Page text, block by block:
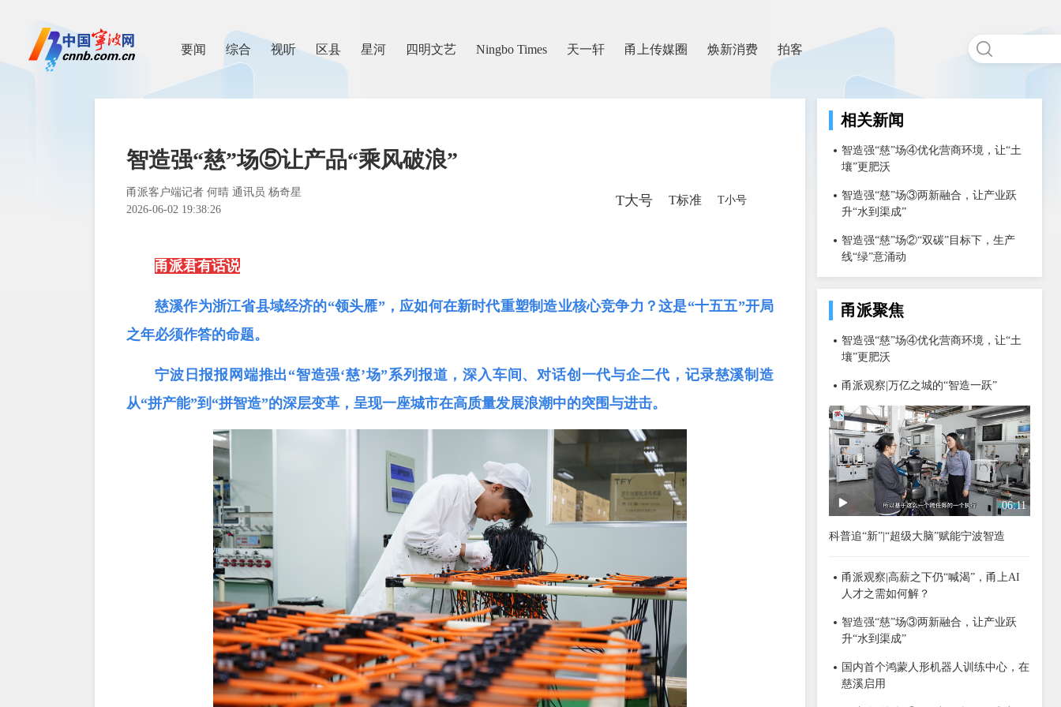
要闻 综合 视听 区县 星河 四明文艺 Ningbo Times 天一轩 甬上传媒圈 焕新消费 拍客
智造强“慈”场⑤让产品“乘风破浪”
甬派客户端记者 何晴 通讯员 杨奇星
2026-06-02 19:38:26
T大号 T标准 T小号
甬派君有话说
慈溪作为浙江省县域经济的“领头雁”，应如何在新时代重塑制造业核心竞争力？这是“十五五”开局
之年必须作答的命题。
宁波日报报网端推出“智造强‘慈’场”系列报道，深入车间、对话创一代与企二代，记录慈溪制造
从“拼产能”到“拼智造”的深层变革，呈现一座城市在高质量发展浪潮中的突围与进击。
相关新闻
智造强“慈”场④优化营商环境，让“土
壤”更肥沃
智造强“慈”场③两新融合，让产业跃
升“水到渠成”
智造强“慈”场②“双碳”目标下，生产
线“绿”意涌动
甬派聚焦
智造强“慈”场④优化营商环境，让“土
壤”更肥沃
甬派观察|万亿之城的“智造一跃”
06:11
科普追“新”|“超级大脑”赋能宁波智造
甬派观察|高薪之下仍“喊渴”，甬上AI
人才之需如何解？
智造强“慈”场③两新融合，让产业跃
升“水到渠成”
国内首个鸿蒙人形机器人训练中心，在
慈溪启用